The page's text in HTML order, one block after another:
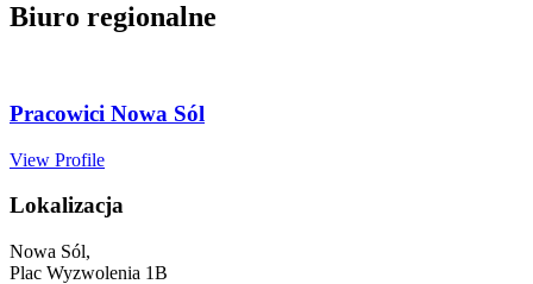
Biuro regionalne
Pracowici Nowa Sól
View Profile
Lokalizacja
Nowa Sól,
Plac Wyzwolenia 1B